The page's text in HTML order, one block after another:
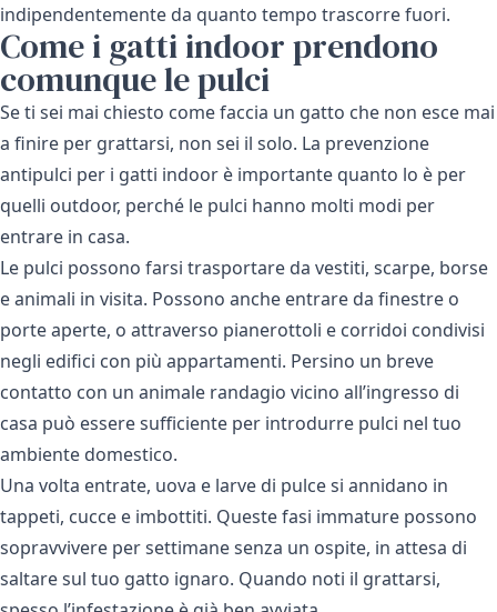
indipendentemente da quanto tempo trascorre fuori.
Come i gatti indoor prendono
comunque le pulci
Se ti sei mai chiesto come faccia un gatto che non esce mai
a finire per grattarsi, non sei il solo. La prevenzione
antipulci per i gatti indoor è importante quanto lo è per
quelli outdoor, perché le pulci hanno molti modi per
entrare in casa.
Le pulci possono farsi trasportare da vestiti, scarpe, borse
e animali in visita. Possono anche entrare da finestre o
porte aperte, o attraverso pianerottoli e corridoi condivisi
negli edifici con più appartamenti. Persino un breve
contatto con un animale randagio vicino all’ingresso di
casa può essere sufficiente per introdurre pulci nel tuo
ambiente domestico.
Una volta entrate, uova e larve di pulce si annidano in
tappeti, cucce e imbottiti. Queste fasi immature possono
sopravvivere per settimane senza un ospite, in attesa di
saltare sul tuo gatto ignaro. Quando noti il grattarsi,